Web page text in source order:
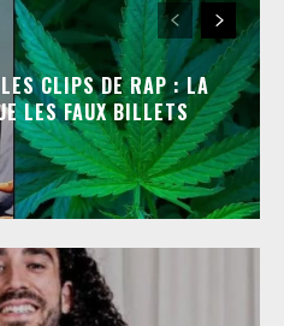
CLIPS DE RAP : LA
LES FAUX BILLETS